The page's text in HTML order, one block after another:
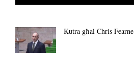
Kutra għal Chris Fearne